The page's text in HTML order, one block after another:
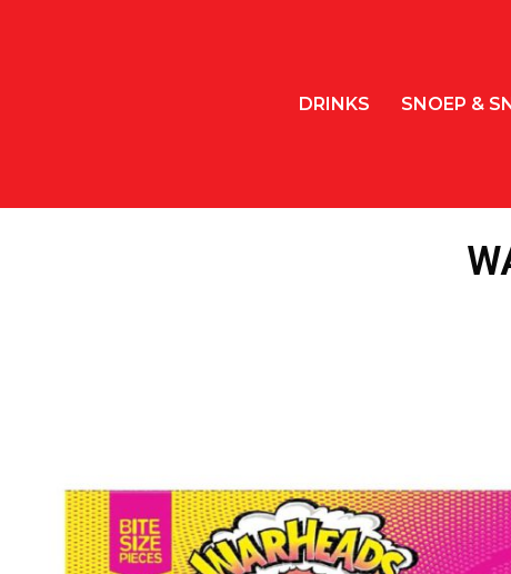
DRINKS SNOEP &